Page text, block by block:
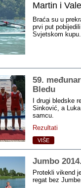
Martin i
Braća su u
prvi put
Svjetskom kupu.
59.
Bledu
I drugi bledske
Sinković, a
samcu.
Rezultati
VIŠE
Jumbo 2014.
Protekli vikend
regat bez